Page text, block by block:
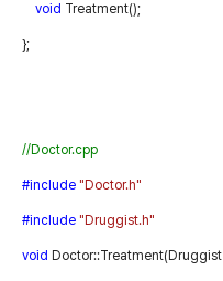
void Treatment();
};
//Doctor.cpp
#include "Doctor.h"
#include "Druggist.h"
void Doctor::Treatment(Druggist